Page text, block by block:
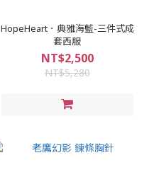
HopeHeart．典雅海藍-三件式成
套西服
NT$2,500
NT$5,280